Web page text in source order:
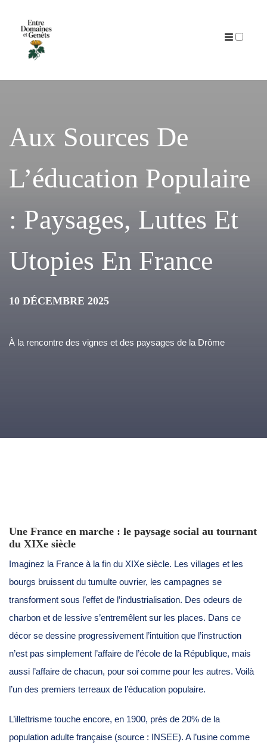
Aux Sources De
L’éducation Populaire
: Paysages, Luttes Et
Utopies En France
10 DÉCEMBRE 2025
À la rencontre des vignes et des paysages de la Drôme
Une France en marche : le paysage social au tournant
du XIXe siècle
Imaginez la France à la fin du XIXe siècle. Les villages et les
bourgs bruissent du tumulte ouvrier, les campagnes se
transforment sous l’effet de l’industrialisation. Des odeurs de
charbon et de lessive s’entremêlent sur les places. Dans ce
décor se dessine progressivement l’intuition que l’instruction
n’est pas simplement l’affaire de l’école de la République, mais
aussi l’affaire de chacun, pour soi comme pour les autres. Voilà
l’un des premiers terreaux de l’éducation populaire.
L’illettrisme touche encore, en 1900, près de 20% de la
population adulte française (source : INSEE). A l’usine comme